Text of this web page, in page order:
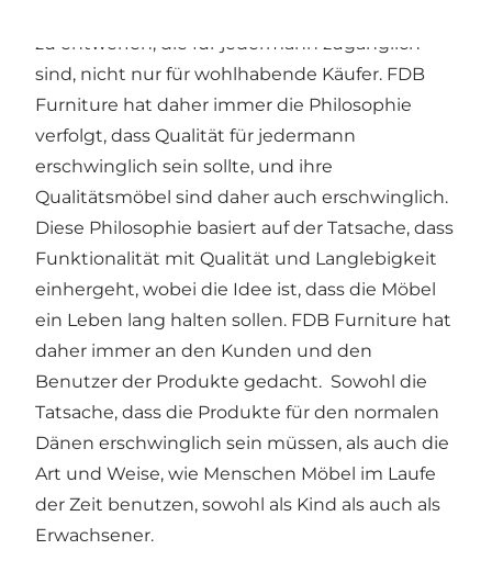
zu entwerfen, die für jedermann zugänglich
sind, nicht nur für wohlhabende Käufer. FDB
Furniture hat daher immer die Philosophie
verfolgt, dass Qualität für jedermann
erschwinglich sein sollte, und ihre
Qualitätsmöbel sind daher auch erschwinglich.
Diese Philosophie basiert auf der Tatsache, dass
Funktionalität mit Qualität und Langlebigkeit
einhergeht, wobei die Idee ist, dass die Möbel
ein Leben lang halten sollen. FDB Furniture hat
daher immer an den Kunden und den
Benutzer der Produkte gedacht. Sowohl die
Tatsache, dass die Produkte für den normalen
Dänen erschwinglich sein müssen, als auch die
Art und Weise, wie Menschen Möbel im Laufe
der Zeit benutzen, sowohl als Kind als auch als
Erwachsener.